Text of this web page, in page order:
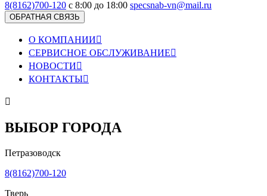
8(8162)700-120 с 8:00 до 18:00 specsnab-vn@mail.ru
ОБРАТНАЯ СВЯЗЬ
О КОМПАНИИ
СЕРВИСНОЕ ОБСЛУЖИВАНИЕ
НОВОСТИ
КОНТАКТЫ

ВЫБОР ГОРОДА
Петразоводск
8(8162)700-120
Тверь